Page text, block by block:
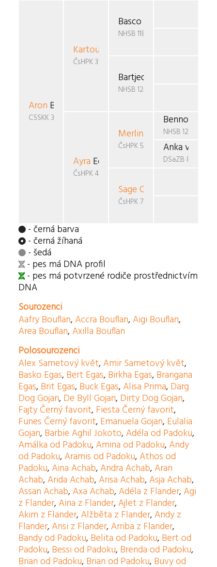
Aron Bouflan
CSSKK 365/93
Kartouch Bartjeda
ČsHPK 37/89/85/89
Ayra Egas
ČsHPK 48/89
Basco v. Eltons Home
NHSB 1186817
Bartjeda Emeth v.
NHSB 1240956
Merlin v.d.
ČsHPK 5-87/86/88
Sage Cera
ČsHPK 7-88/87/90
Benno v.d.
NHSB 1290793
Anka vom
DSaZB 812220
- černá barva
- černá žíhaná
- šedá
- pes má DNA profil
- pes má potvrzené rodiče prostřednictvím
DNA
Sourozenci
Aafry Bouflan, Accra Bouflan, Aigi Bouflan,
Area Bouflan, Axilla Bouflan
Polosourozenci
Alex Sametový květ, Amir Sametový květ,
Basko Egas, Bert Egas, Birkha Egas, Brangana
Egas, Brit Egas, Buck Egas, Alisa Prima, Darg
Dog Gojan, De Byll Gojan, Dirty Dog Gojan,
Fajty Černý favorit, Fiesta Černý favorit,
Funes Černý favorit, Emanuela Gojan, Eulalia
Gojan, Barbie Aghil Jokoto, Adéla od Padoku,
Amálka od Padoku, Amina od Padoku, Andy
od Padoku, Aramis od Padoku, Athos od
Padoku, Aina Achab, Andra Achab, Aran
Achab, Arida Achab, Arisa Achab, Asja Achab,
Assan Achab, Axa Achab, Adéla z Flander, Agi
z Flander, Aina z Flander, Ajlet z Flander,
Akim z Flander, Alžběta z Flander, Andy z
Flander, Ansi z Flander, Arriba z Flander,
Bandy od Padoku, Belita od Padoku, Bert od
Padoku, Bessi od Padoku, Brenda od Padoku,
Brian od Padoku, Brian od Padoku, Buvy od